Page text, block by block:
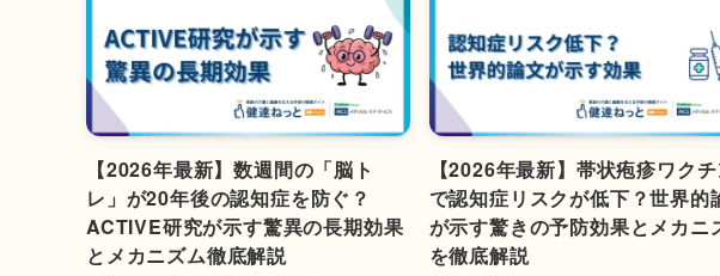
【2026年最新】数週間の「脳ト
レ」が20年後の認知症を防ぐ？
ACTIVE研究が示す驚異の長期効果
とメカニズム徹底解説
【2026年最新】帯状疱疹ワク
で認知症リスクが低下？世界的
が示す驚きの予防効果とメカニ
を徹底解説